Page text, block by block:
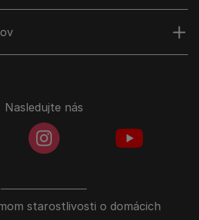
starostlivosti o domácich
Nasledujte nás
instagramColored